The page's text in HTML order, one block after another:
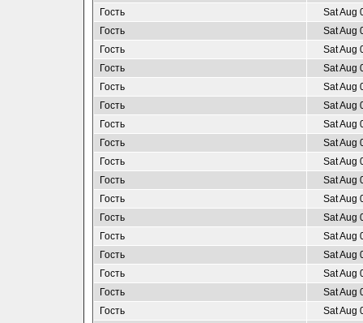
Гость
Sat Aug
Гость
Sat Aug
Гость
Sat Aug
Гость
Sat Aug
Гость
Sat Aug
Гость
Sat Aug
Гость
Sat Aug
Гость
Sat Aug
Гость
Sat Aug
Гость
Sat Aug
Гость
Sat Aug
Гость
Sat Aug
Гость
Sat Aug
Гость
Sat Aug
Гость
Sat Aug
Гость
Sat Aug
Гость
Sat Aug